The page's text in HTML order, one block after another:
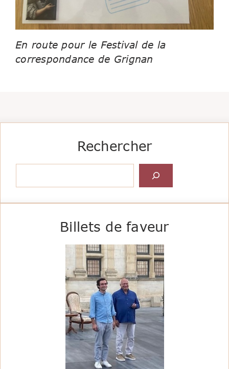
En route pour le Festival de la
correspondance de Grignan
Rechercher
Billets de faveur